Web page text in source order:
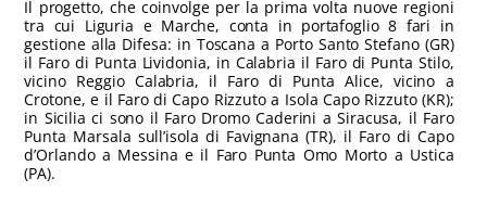
Il progetto, che coinvolge per la prima volta nuove regioni
tra cui Liguria e Marche, conta in portafoglio 8 fari in
gestione alla Difesa: in Toscana a Porto Santo Stefano (GR)
il Faro di Punta Lividonia, in Calabria il Faro di Punta Stilo,
vicino Reggio Calabria, il Faro di Punta Alice, vicino a
Crotone, e il Faro di Capo Rizzuto a Isola Capo Rizzuto (KR);
in Sicilia ci sono il Faro Dromo Caderini a Siracusa, il Faro
Punta Marsala sull’isola di Favignana (TR), il Faro di Capo
d’Orlando a Messina e il Faro Punta Omo Morto a Ustica
(PA).